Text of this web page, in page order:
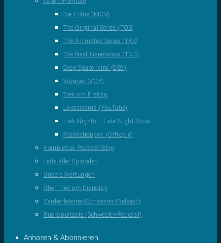
Die Filme (MOV)
The Original Series (TOS)
The Animated Series (TAS)
The Next Generation (TNG)
Deep Space Nine (DS9)
Voyager (VOY)
Trek am Freitag
Livestreams (YouTube)
Trek Nights – Late-Night-Show
Frühschoppen (Offtopic)
Komplettes Podcast-Blog
Liste aller Episoden
Unsere Wertungen
Über Trek am Dienstag
Zauberlaterne (Schwester-Podcast)
Rückspultaste (Schwester-Podcast)
Anhören & Abonnieren